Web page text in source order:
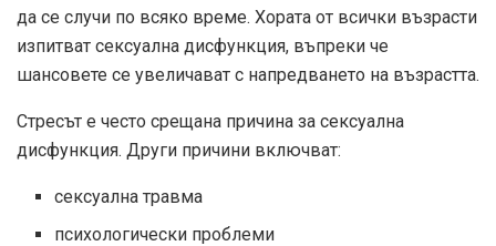
да се случи по всяко време. Хората от всички възрасти
изпитват сексуална дисфункция, въпреки че
шансовете се увеличават с напредването на възрастта.
Стресът е често срещана причина за сексуална
дисфункция. Други причини включват:
сексуална травма
психологически проблеми